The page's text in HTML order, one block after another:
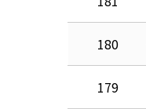
180
179